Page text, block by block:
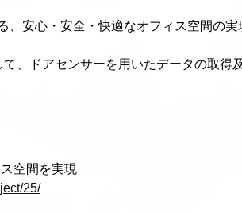
、安心・安全・快適なオフィス空間の
、ドアセンサーを用いたデータの取得
空間を実現
25/